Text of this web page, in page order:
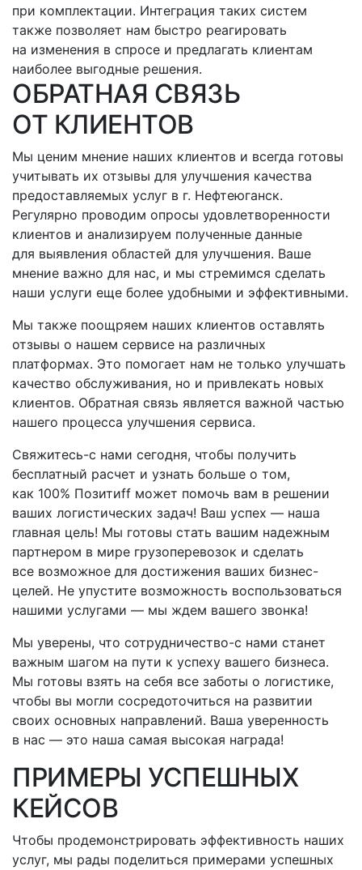
при комплектации. Интеграция таких систем
также позволяет нам быстро реагировать
на изменения в спросе и предлагать клиентам
наиболее выгодные решения.
ОБРАТНАЯ СВЯЗЬ
ОТ КЛИЕНТОВ
Мы ценим мнение наших клиентов и всегда готовы
учитывать их отзывы для улучшения качества
предоставляемых услуг в г. Нефтеюганск.
Регулярно проводим опросы удовлетворенности
клиентов и анализируем полученные данные
для выявления областей для улучшения. Ваше
мнение важно для нас, и мы стремимся сделать
наши услуги еще более удобными и эффективными.
Мы также поощряем наших клиентов оставлять
отзывы о нашем сервисе на различных
платформах. Это помогает нам не только улучшать
качество обслуживания, но и привлекать новых
клиентов. Обратная связь является важной частью
нашего процесса улучшения сервиса.
Свяжитесь-с нами сегодня, чтобы получить
бесплатный расчет и узнать больше о том,
как 100% Позитиff может помочь вам в решении
ваших логистических задач! Ваш успех — наша
главная цель! Мы готовы стать вашим надежным
партнером в мире грузоперевозок и сделать
все возможное для достижения ваших бизнес-
целей. Не упустите возможность воспользоваться
нашими услугами — мы ждем вашего звонка!
Мы уверены, что сотрудничество-с нами станет
важным шагом на пути к успеху вашего бизнеса.
Мы готовы взять на себя все заботы о логистике,
чтобы вы могли сосредоточиться на развитии
своих основных направлений. Ваша уверенность
в нас — это наша самая высокая награда!
ПРИМЕРЫ УСПЕШНЫХ
КЕЙСОВ
Чтобы продемонстрировать эффективность наших
услуг, мы рады поделиться примерами успешных